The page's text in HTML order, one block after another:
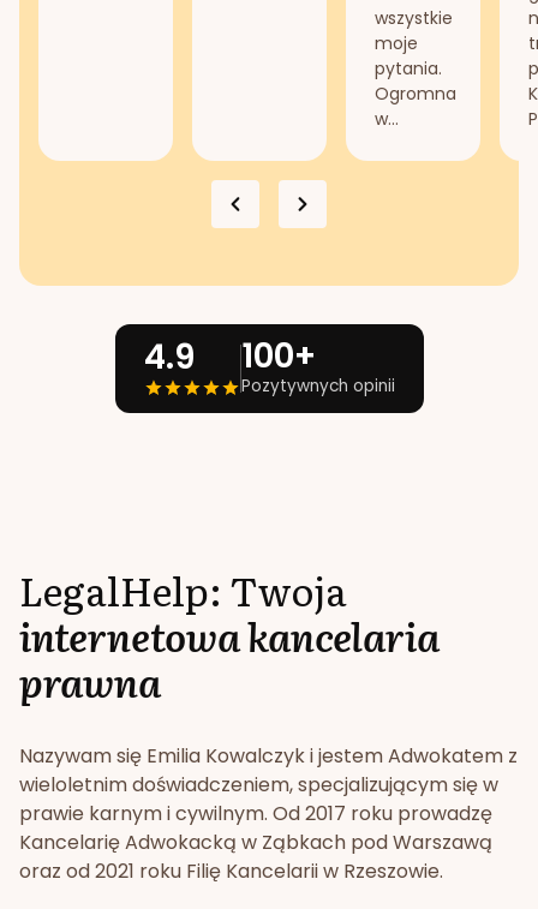
wszystkie
moje
pytania.
Ogromna
w...
4.9 100+
Pozytywnych opinii
LegalHelp: Twoja
internetowa kancelaria
prawna
Nazywam się Emilia Kowalczyk i jestem Adwokatem z
wieloletnim doświadczeniem, specjalizującym się w
prawie karnym i cywilnym. Od 2017 roku prowadzę
Kancelarię Adwokacką w Ząbkach pod Warszawą
oraz od 2021 roku Filię Kancelarii w Rzeszowie.